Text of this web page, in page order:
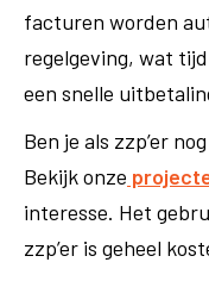
facturen worden
regelgeving, wat
een snelle
Ben je als zzp’er
Bekijk onze
interesse. Het
zzp’er is geheel